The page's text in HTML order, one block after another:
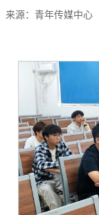
来源：青年传媒中心